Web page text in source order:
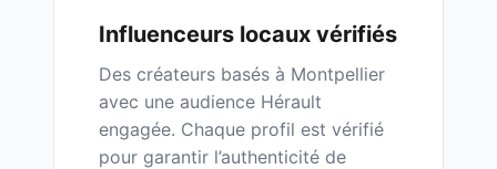
Influenceurs locaux vérifiés
Des créateurs basés à Montpellier
avec une audience Hérault
engagée. Chaque profil est vérifié
pour garantir l’authenticité de